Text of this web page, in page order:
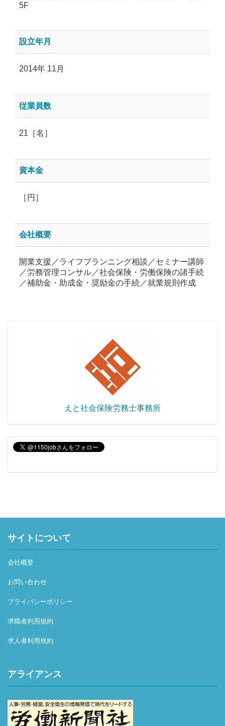
5F
設立年月
2014年 11月
従業員数
21［名］
資本金
［円］
会社概要
開業支援／ライフプランニング相談／セミナー講師
／労務管理コンサル／社会保険・労働保険の諸手続
／補助金・助成金・奨励金の手続／就業規則作成
えと社会保険労務士事務所
サイトについて
会社概要
お問い合わせ
プライバシーポリシー
求職者利用規約
求人者利用規約
アライアンス